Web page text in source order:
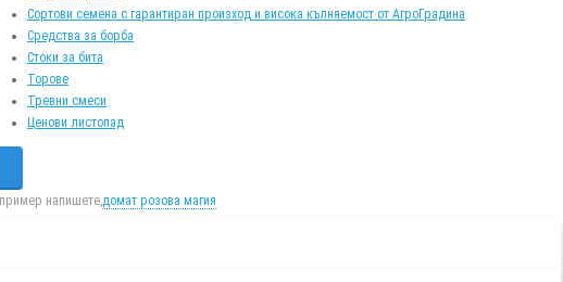
Сортови семена с гарантиран произход и висока кълняемост от АгроГрадина
Средства за борба
Стоки за бита
Торове
Тревни смеси
Ценови листопад
напишете,домат розова магия